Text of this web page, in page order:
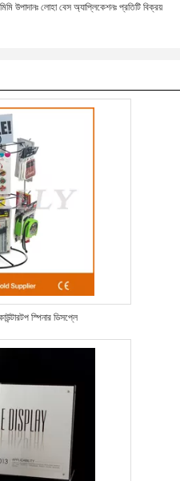
উপাদানঃ লোহা বেস অ্যাপ্লিকেশনঃ প্রতিটি বিক্রয়
স্পিনার ডিসপ্লে